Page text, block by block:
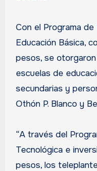
Con el Programa
Educación Básica,
pesos, se
escuelas de
secundarias y
Othón P. Blanco y
“A través del
Tecnológica e
pesos, los